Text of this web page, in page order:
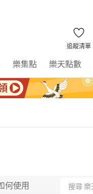
追蹤清單
樂集點 樂天點數
何使用